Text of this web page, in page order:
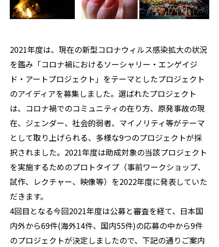
2021年度は、現在の新型コロナウィルス感染拡大の状況
を鑑み「コロナ禍におけるソーシャリー・エンゲイジ
ド・アートプロジェクト」をテーマとしたプロジェクト
のアイディアを募集しました。選ばれたプロジェクト
は、コロナ禍でのコミュニティの在り方、原発事故の現
在、ジェンダー、社会的弱者、マイノリティ等がテーマ
として取り上げられる、多様な9つのプロジェクトが採
択されました。2021年度は助成対象の当該プロジェクト
を実施するためのプロトタイプ（事前ワークショップ、
試作、レクチャー、映像等）を2022年度に発表していた
だきます。
4回目となる今回2021年度は公募と審査を経て、日本国
内外から69件(海外14件、国内55件)の応募の中から9件
のプロジェクトが決定しましたので、下記の通りご案内